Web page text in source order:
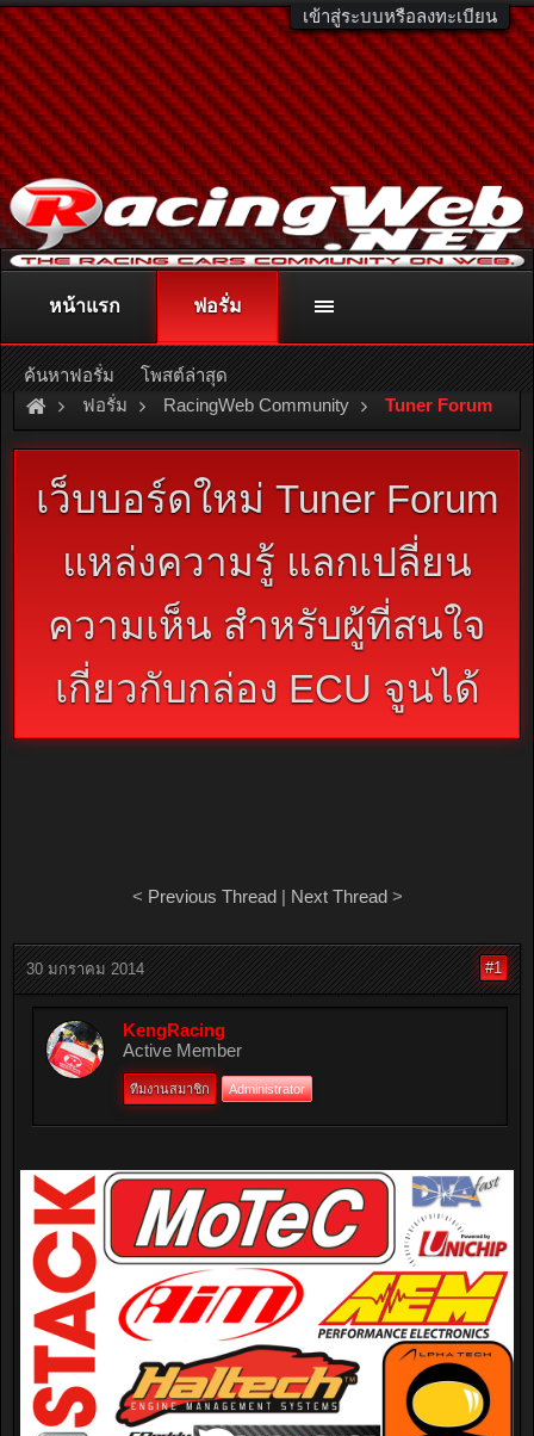
เข้าสู่ระบบหรือลงทะเบียน
ติดต่อลงโฆษณา racingweb@gmail.comหรือโทร. 081-811-1138
หรืออ่านรายละเอียดเพิ่มเติม คลิกที่นี่
ฟอรั่ม RacingWeb Community Tuner Forum
เว็บบอร์ดใหม่ Tuner Forum
แหล่งความรู้ แลกเปลี่ยน
ความเห็น สำหรับผู้ที่สนใจ
เกี่ยวกับกล่อง ECU จูนได้
< Previous Thread| Next Thread>
30 มกราคม 2014 #1
KengRacing
Active Member
ทีมงานสมาชิก Administrator
หน้าแรก ฟอรั่ม
ค้นหาฟอรั่ม โพสต์ล่าสุด